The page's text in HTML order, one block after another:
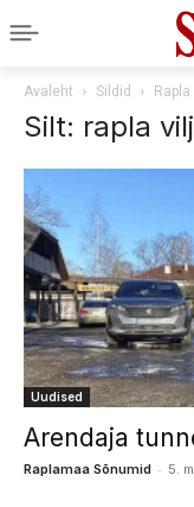
Avaleht Sildid
Silt: rapla
Uudised
Arendaja
Raplamaa Sõnumid - 5.